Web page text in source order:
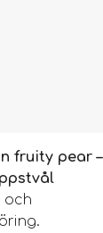
fruity pear –
och